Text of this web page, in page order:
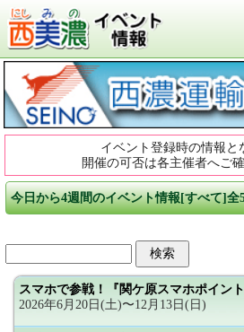
イベント登録時の情報と
開催の可否は各主催者へご
今日から4週間のイベント情報[すべ
スマホで参戦！『関ケ原スマホポイント
2026年6月20日(土)〜12月13日(日)